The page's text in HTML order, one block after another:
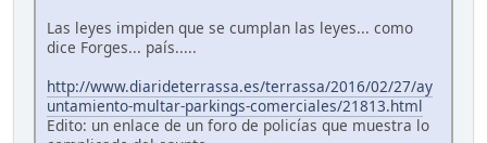
Las leyes impiden que se cumplan las leyes... como
dice Forges... país.....
http://www.diarideterrassa.es/terrassa/2016/02/27/ay
untamiento-multar-parkings-comerciales/21813.html
Edito: un enlace de un foro de policías que muestra lo